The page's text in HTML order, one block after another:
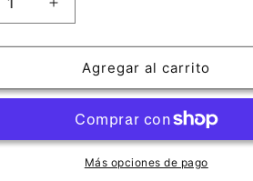
Aumentar
cantidad
para
Afinador
D&#39;Addario
Headstock
Agregar al carrito
Más opciones de pago